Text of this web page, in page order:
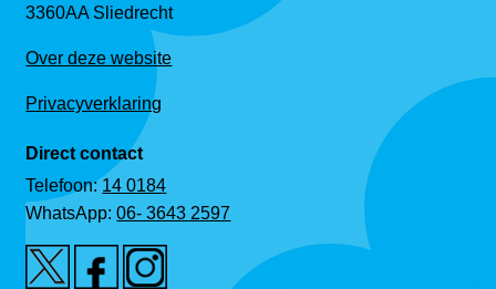
3360AA Sliedrecht
Over deze website
Privacyverklaring
Direct contact
Telefoon:14 0184
WhatsApp:06- 3643 2597